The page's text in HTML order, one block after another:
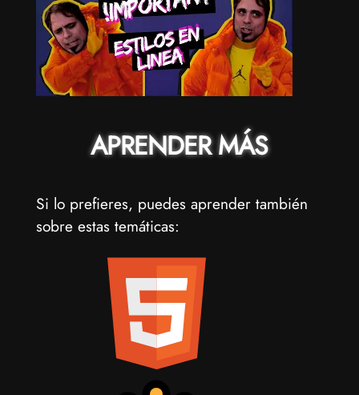
APRENDER MÁS
Si lo prefieres, puedes aprender también
sobre estas temáticas: